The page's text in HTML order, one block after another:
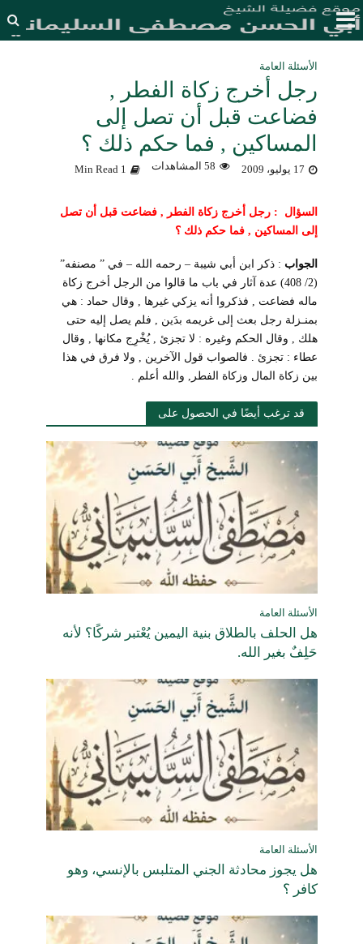
الأسئلة العامة
رجل أخرج زكاة الفطر ,
فضاعت قبل أن تصل إلى
المساكين , فما حكم ذلك ؟
17 يوليو، 2009 58 المشاهدات 1 Min Read
السؤال : رجل أخرج زكاة الفطر , فضاعت قبل أن تصل
إلى المساكين , فما حكم ذلك ؟
الجواب : ذكر ابن أبي شيبة – رحمه الله – في ” مصنفه”
(2/ 408) عدة آثار في باب ما قالوا من الرجل أخرج زكاة
ماله فضاعت , فذكروا أنه يزكي غيرها , وقال حماد : هي
بمنـزلة رجل بعث إلى غريمه بدَين , فلم يصل إليه حتى
هلك , وقال الحكم وغيره : لا تجزئ , يُخْرِج مكانها , وقال
عطاء : تجزئ . فالصواب قول الآخرين , ولا فرق في هذا
بين زكاة المال وزكاة الفطر, والله أعلم .
قد ترغب أيضًا في الحصول على
الأسئلة العامة
هل الحلف بالطلاق بنية اليمين يُعْتبر شركًا؟ لأنه
حَلِفٌ بغير الله.
الأسئلة العامة
هل يجوز محادثة الجني المتلبس بالإنسي، وهو
كافر ؟